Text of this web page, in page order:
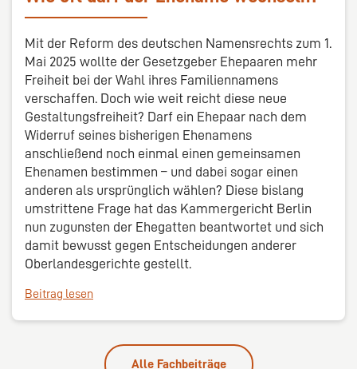
Mit der Reform des deutschen Namensrechts zum 1.
Mai 2025 wollte der Gesetzgeber Ehepaaren mehr
Freiheit bei der Wahl ihres Familiennamens
verschaffen. Doch wie weit reicht diese neue
Gestaltungsfreiheit? Darf ein Ehepaar nach dem
Widerruf seines bisherigen Ehenamens
anschließend noch einmal einen gemeinsamen
Ehenamen bestimmen – und dabei sogar einen
anderen als ursprünglich wählen? Diese bislang
umstrittene Frage hat das Kammergericht Berlin
nun zugunsten der Ehegatten beantwortet und sich
damit bewusst gegen Entscheidungen anderer
Oberlandesgerichte gestellt.
Beitrag lesen
Alle Fachbeiträge